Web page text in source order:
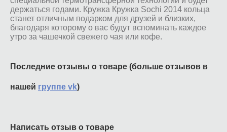
держаться годами. Кружка Кружка Sochi 2014 кольца
станет отличным подарком для друзей и близких,
благодаря которому о вас будут вспоминать каждое
утро за чашечкой свежего чая или кофе.
Последние отзывы о товаре (больше отзывов в
нашей группе vk)
Написать отзыв о товаре